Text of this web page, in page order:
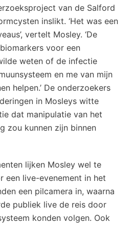
van de Salford
inslikt. ‘Het was een
vertelt Mosley. ‘De
voor een
weten of de infectie
en me van mijn
helpen.’ De onderzoekers
in Mosleys witte
dat manipulatie van het
zou kunnen zijn binnen
lijken Mosley wel te
een live-evenement in het
een pilcamera in, waarna
publiek live de reis door
konden volgen. Ook